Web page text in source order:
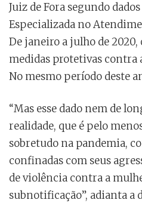
Juiz de Fora segundo
Especializada no
De janeiro a julho de
medidas protetivas contra
No mesmo período deste
“Mas esse dado nem de
realidade, que é pelo
sobretudo na pandemia,
confinadas com seus
de violência contra a
subnotificação”, adianta a